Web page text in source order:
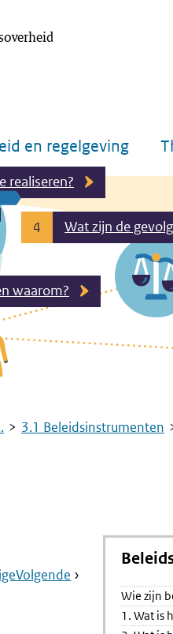
en regelgeving
realiseren?
4 Wat zijn de
waarom?
3.1 Beleidsinstrumenten
Pagina:
Ga
Volgende Pagina:
Wie zijn
1. Wat is